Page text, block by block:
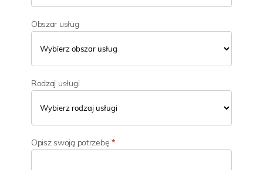
Obszar usług
Rodzaj usługi
Opisz swoją potrzebę*